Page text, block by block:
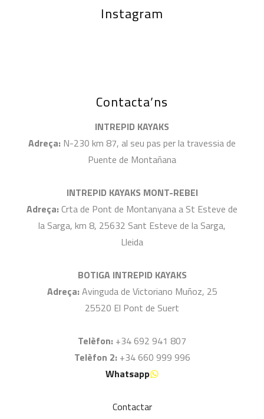
Instagram
Contacta’ns
INTREPID KAYAKS
Adreça: N-230 km 87, al seu pas per la travessia de
Puente de Montañana
INTREPID KAYAKS MONT-REBEI
Adreça: Crta de Pont de Montanyana a St Esteve de
la Sarga, km 8, 25632 Sant Esteve de la Sarga,
Lleida
BOTIGA INTREPID KAYAKS
Adreça: Avinguda de Victoriano Muñoz, 25
25520 El Pont de Suert
Telèfon: +34 692 941 807
Telèfon 2: +34 660 999 996
Whatsapp
Contactar